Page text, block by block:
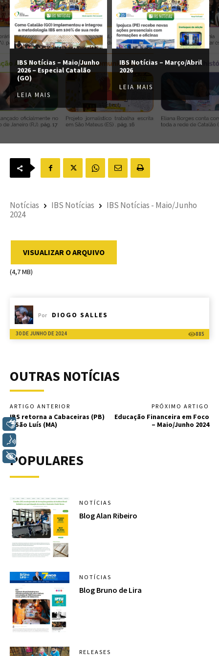
IBS Notícias – Maio/Junho
2026 – Especial Catalão
(GO)
LEIA MAIS
IBS Notícias – Março/Abril
2026
LEIA MAIS
Notícias IBS Notícias
IBS Notícias - Maio/Junho
2024
VISUALIZAR O ARQUIVO
(4,7 MB)
Por DIOGO SALLES
30 DE JUNHO DE 2024 885
OUTRAS NOTÍCIAS
ARTIGO ANTERIOR
IBS retorna a Cabaceiras (PB)
e São Luís (MA)
PRÓXIMO ARTIGO
Educação Financeira em Foco
– Maio/Junho 2024
POPULARES
NOTÍCIAS
Blog Alan Ribeiro
NOTÍCIAS
Blog Bruno de Lira
RELEASES
Libras
+ Acessibilidade